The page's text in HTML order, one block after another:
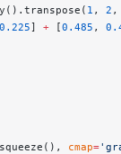
1 , 2
0.225] + [0.485 ,
cmap=